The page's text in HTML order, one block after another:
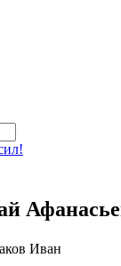
Иван